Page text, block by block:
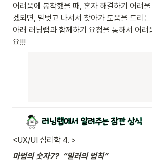
어려움에 봉착했을 때, 혼자 해결하기 어려
겠되면, 발벗고 나서서 찾아가 도움을 드리
아래 러닝랩과 함께하기 요청을 통해서 어려
요!!!
<UX/UI 심리학 4. >
마법의 숫자7?  “밀러의 법칙”